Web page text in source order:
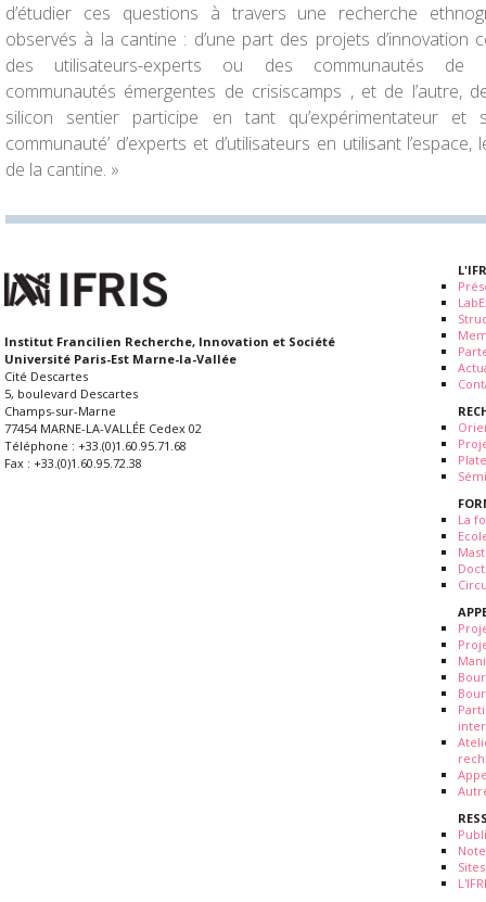
d’étudier ces questions à travers une recherche
observés à la cantine : d’une part des projets d’innovation
des utilisateurs-experts ou des communautés
communautés émergentes de crisiscamps , et de l’autre,
silicon sentier participe en tant qu’expérimentateur et
communauté’ d’experts et d’utilisateurs en utilisant
de la cantine. »
Institut Francilien Recherche, Innovation et Société
Université Paris-Est Marne-la-Vallée
Cité Descartes
5, boulevard Descartes
Champs-sur-Marne
77454 MARNE-LA-VALLÉE Cedex 02
Téléphone : +33.(0)1.60.95.71.68
Fax : +33.(0)1.60.95.72.38
La